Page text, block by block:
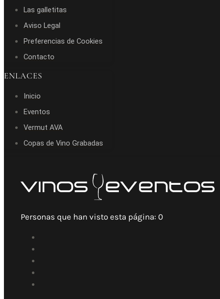
Las galletitas
Aviso Legal
Preferencias de Cookies
Contacto
ENLACES
Inicio
Eventos
Vermut AVA
Copas de Vino Grabadas
Personas que han visto esta página: 0